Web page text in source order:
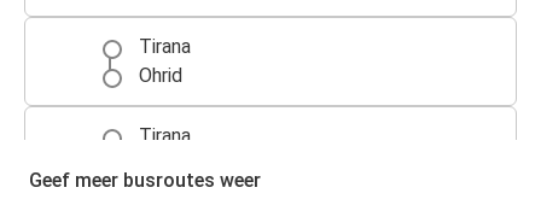
Tirana
Ohrid
Tirana
Geef meer busroutes weer